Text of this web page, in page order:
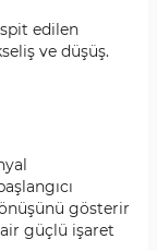
edilen
ve düşüş.
gösterir
güçlü işaret